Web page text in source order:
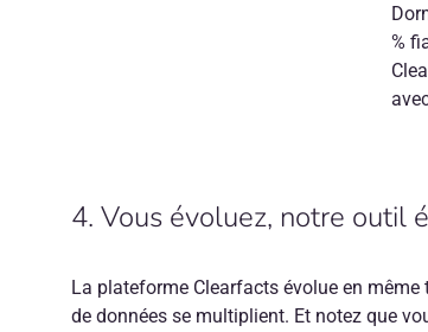
%
4. Vous évoluez, notre outil
La plateforme Clearfacts évolue en
de données se multiplient. Et notez que